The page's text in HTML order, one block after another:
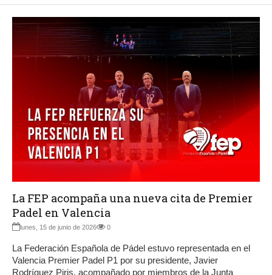
La FEP acompaña una nueva cita de Premier
Padel en Valencia
lunes, 15 de junio de 2026 0
La Federación Española de Pádel estuvo representada en el
Valencia Premier Padel P1 por su presidente, Javier
Rodríguez Piris, acompañado por miembros de la Junta